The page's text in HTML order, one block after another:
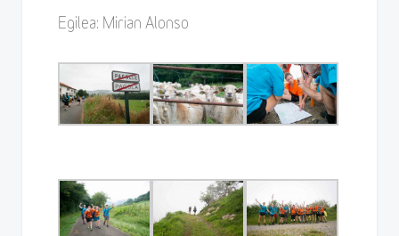
Egilea: Mirian Alonso